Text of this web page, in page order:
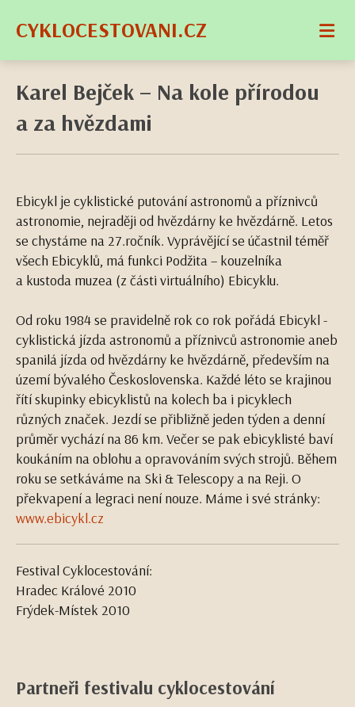
CYKLOCESTOVANI.CZ
Karel Bejček – Na kole přírodou
a za hvězdami
Ebicykl je cyklistické putování astronomů a příznivců
astronomie, nejraději od hvězdárny ke hvězdárně. Letos
se chystáme na 27.ročník. Vyprávějící se účastnil téměř
všech Ebicyklů, má funkci Podžita – kouzelníka
a kustoda muzea (z části virtuálního) Ebicyklu.
Od roku 1984 se pravidelně rok co rok pořádá Ebicykl -
cyklistická jízda astronomů a příznivců astronomie aneb
spanilá jízda od hvězdárny ke hvězdárně, především na
území bývalého Československa. Každé léto se krajinou
řítí skupinky ebicyklistů na kolech ba i picyklech
různých značek. Jezdí se přibližně jeden týden a denní
průměr vychází na 86 km. Večer se pak ebicyklisté baví
koukáním na oblohu a opravováním svých strojů. Během
roku se setkáváme na Ski & Telescopy a na Reji. O
překvapení a legraci není nouze. Máme i své stránky:
www.ebicykl.cz
Festival Cyklocestování:
Hradec Králové 2010
Frýdek-Místek 2010
Partneři festivalu cyklocestování